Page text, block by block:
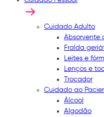
Cuidado Adulto
Absorvente
Fralda
Leites e
Lenços e
Trocador
Cuidado ao
Álcool
Algodão